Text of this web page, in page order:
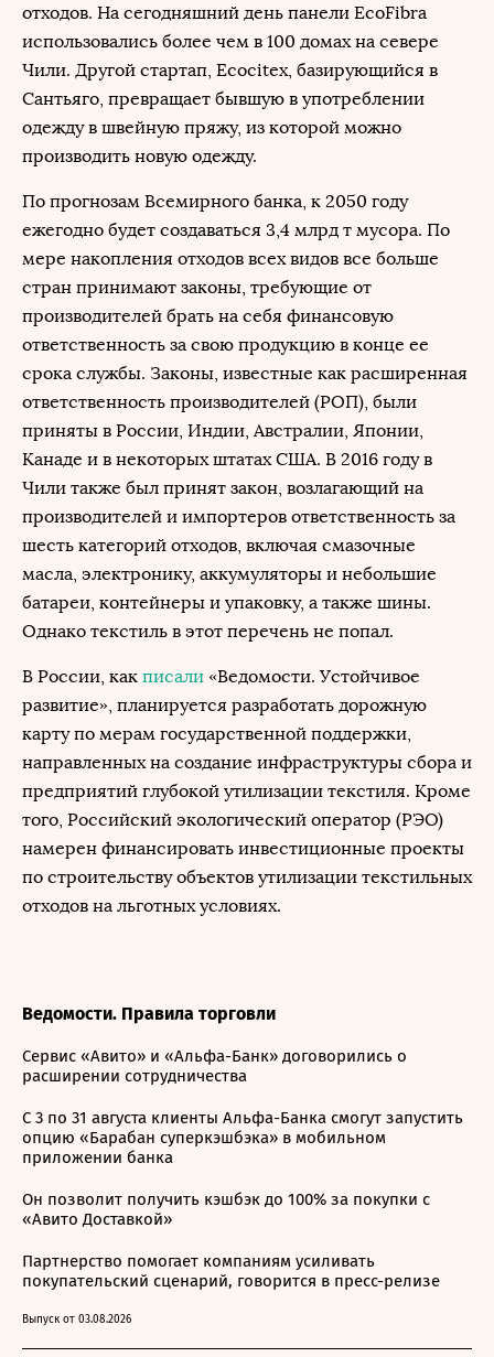
отходов. На сегодняшний день панели EcoFibra
использовались более чем в 100 домах на севере
Чили. Другой стартап, Ecocitex, базирующийся в
Сантьяго, превращает бывшую в употреблении
одежду в швейную пряжу, из которой можно
производить новую одежду.
По прогнозам Всемирного банка, к 2050 году
ежегодно будет создаваться 3,4 млрд т мусора. По
мере накопления отходов всех видов все больше
стран принимают законы, требующие от
производителей брать на себя финансовую
ответственность за свою продукцию в конце ее
срока службы. Законы, известные как расширенная
ответственность производителей (РОП), были
приняты в России, Индии, Австралии, Японии,
Канаде и в некоторых штатах США. В 2016 году в
Чили также был принят закон, возлагающий на
производителей и импортеров ответственность за
шесть категорий отходов, включая смазочные
масла, электронику, аккумуляторы и небольшие
батареи, контейнеры и упаковку, а также шины.
Однако текстиль в этот перечень не попал.
В России, как писали «Ведомости. Устойчивое
развитие», планируется разработать дорожную
карту по мерам государственной поддержки,
направленных на создание инфраструктуры сбора и
предприятий глубокой утилизации текстиля. Кроме
того, Российский экологический оператор (РЭО)
намерен финансировать инвестиционные проекты
по строительству объектов утилизации текстильных
отходов на льготных условиях.
Ведомости. Правила торговли
Сервис «Авито» и «Альфа-Банк» договорились о
расширении сотрудничества
С 3 по 31 августа клиенты Альфа-Банка смогут запустить
опцию «Барабан суперкэшбэка» в мобильном
приложении банка
Он позволит получить кэшбэк до 100% за покупки с
«Авито Доставкой»
Партнерство помогает компаниям усиливать
покупательский сценарий, говорится в пресс-релизе
Выпуск от 03.08.2026